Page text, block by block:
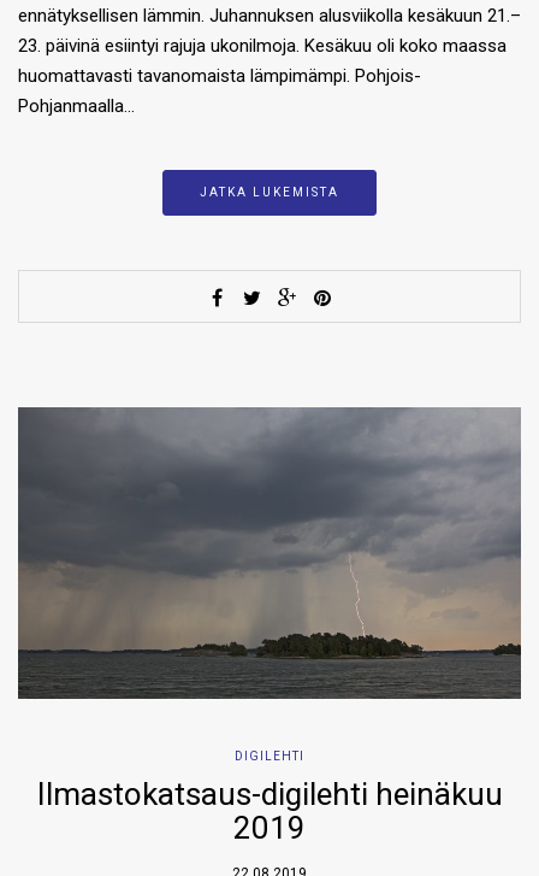
ennätyksellisen lämmin. Juhannuksen alusviikolla kesäkuun 21.–
23. päivinä esiintyi rajuja ukonilmoja. Kesäkuu oli koko maassa
huomattavasti tavanomaista lämpimämpi. Pohjois-
Pohjanmaalla…
JATKA LUKEMISTA
DIGILEHTI
Ilmastokatsaus-digilehti heinäkuu
2019